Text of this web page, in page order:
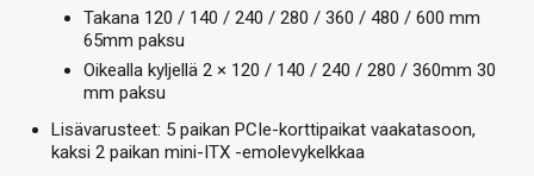
Takana 120 / 140 / 240 / 280 / 360 / 480 / 600 mm
65mm paksu
Oikealla kyljellä 2 × 120 / 140 / 240 / 280 / 360mm 30
mm paksu
Lisävarusteet: 5 paikan PCIe-korttipaikat vaakatasoon,
kaksi 2 paikan mini-ITX -emolevykelkkaa